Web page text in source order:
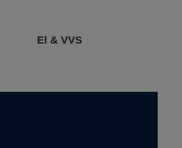
El & VVS